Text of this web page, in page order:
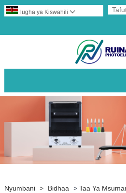
lugha ya Kiswahili 
Nyumbani > Bidhaa > Taa Ya